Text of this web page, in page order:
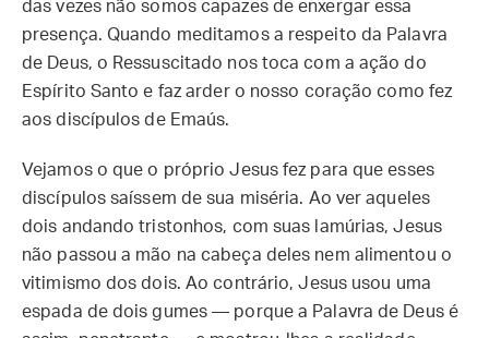
das vezes não somos capazes de enxergar essa
presença. Quando meditamos a respeito da Palavra
de Deus, o Ressuscitado nos toca com a ação do
Espírito Santo e faz arder o nosso coração como fez
aos discípulos de Emaús.
Vejamos o que o próprio Jesus fez para que esses
discípulos saíssem de sua miséria. Ao ver aqueles
dois andando tristonhos, com suas lamúrias, Jesus
não passou a mão na cabeça deles nem alimentou o
vitimismo dos dois. Ao contrário, Jesus usou uma
espada de dois gumes — porque a Palavra de Deus é